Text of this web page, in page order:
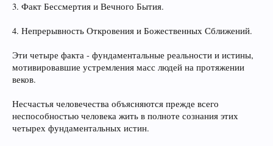
3. Факт Бессмертия и Вечного Бытия.
4. Непрерывность Откровения и Божественных Сближений.
Эти четыре факта - фундаментальные реальности и истины,
мотивировавшие устремления масс людей на протяжении
веков.
Несчастья человечества объясняются прежде всего
неспособностью человека жить в полноте сознания этих
четырех фундаментальных истин.